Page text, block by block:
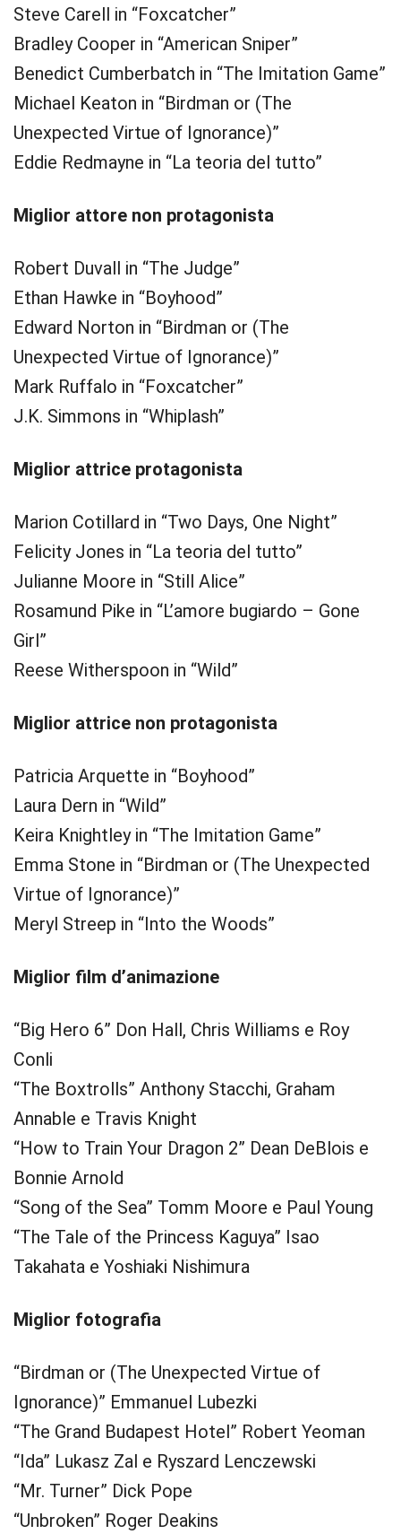
Steve Carell in “Foxcatcher”
Bradley Cooper in “American Sniper”
Benedict Cumberbatch in “The Imitation Game”
Michael Keaton in “Birdman or (The
Unexpected Virtue of Ignorance)”
Eddie Redmayne in “La teoria del tutto”
Miglior attore non protagonista
Robert Duvall in “The Judge”
Ethan Hawke in “Boyhood”
Edward Norton in “Birdman or (The
Unexpected Virtue of Ignorance)”
Mark Ruffalo in “Foxcatcher”
J.K. Simmons in “Whiplash”
Miglior attrice protagonista
Marion Cotillard in “Two Days, One Night”
Felicity Jones in “La teoria del tutto”
Julianne Moore in “Still Alice”
Rosamund Pike in “L’amore bugiardo – Gone
Girl”
Reese Witherspoon in “Wild”
Miglior attrice non protagonista
Patricia Arquette in “Boyhood”
Laura Dern in “Wild”
Keira Knightley in “The Imitation Game”
Emma Stone in “Birdman or (The Unexpected
Virtue of Ignorance)”
Meryl Streep in “Into the Woods”
Miglior film d’animazione
“Big Hero 6” Don Hall, Chris Williams e Roy
Conli
“The Boxtrolls” Anthony Stacchi, Graham
Annable e Travis Knight
“How to Train Your Dragon 2” Dean DeBlois e
Bonnie Arnold
“Song of the Sea” Tomm Moore e Paul Young
“The Tale of the Princess Kaguya” Isao
Takahata e Yoshiaki Nishimura
Miglior fotografia
“Birdman or (The Unexpected Virtue of
Ignorance)” Emmanuel Lubezki
“The Grand Budapest Hotel” Robert Yeoman
“Ida” Lukasz Zal e Ryszard Lenczewski
“Mr. Turner” Dick Pope
“Unbroken” Roger Deakins